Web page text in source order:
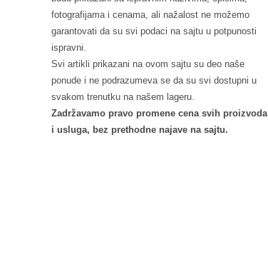
fotografijama i cenama, ali nažalost ne možemo
garantovati da su svi podaci na sajtu u potpunosti
ispravni.
Svi artikli prikazani na ovom sajtu su deo naše
ponude i ne podrazumeva se da su svi dostupni u
svakom trenutku na našem lageru.
Zadržavamo pravo promene cena svih proizvoda
i usluga, bez prethodne najave na sajtu.